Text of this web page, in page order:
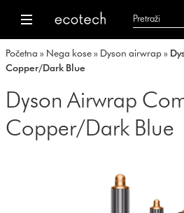
dyson.co.uk
dyson.co.uk
Početna » Nega kose» Dyson airwrap»
Copper/Dark Blue
Dyson Airwrap
Copper/Dark Blue